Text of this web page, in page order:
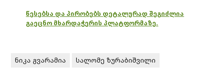
წესებსა და პირობებს დეტალურად შეგიძლია
გაეცნო მხარდაჭერის პლატფორმაზე.
ნიკა გვარამია სალომე ზურაბიშვილი